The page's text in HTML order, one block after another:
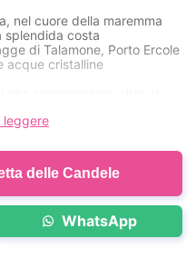
nel cuore della maremma
splendida costa
di Talamone, Porto Ercole
acque cristalline
& Golf, massaggi rilassanti,
leggere
delle Candele
WhatsApp